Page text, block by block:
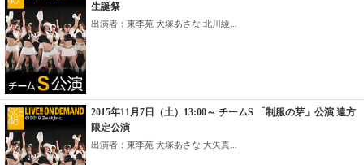
生誕祭
出演者：東李苑 犬塚あさな 北川綾...
2015年11月7日（土）13:00～ チームS 「制服の芽」公演 遠方
限定公演
出演者：東李苑 犬塚あさな 大矢真...